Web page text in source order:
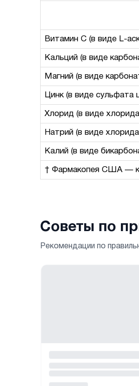
Витамин C (в виде L-
Кальций (в виде
Магний (в виде
Цинк (в виде сульфата
Хлорид (в виде
Натрий (в виде
Калий (в виде
† Фармакопея США —
Советы по
Рекомендации по